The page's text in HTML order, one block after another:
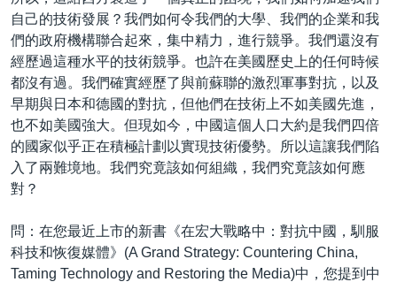
自己的技術發展？我們如何令我們的大學、我們的企業和我
們的政府機構聯合起來，集中精力，進行競爭。我們還沒有
經歷過這種水平的技術競爭。也許在美國歷史上的任何時候
都沒有過。我們確實經歷了與前蘇聯的激烈軍事對抗，以及
早期與日本和德國的對抗，但他們在技術上不如美國先進，
也不如美國強大。但現如今，中國這個人口大約是我們四倍
的國家似乎正在積極計劃以實現技術優勢。所以這讓我們陷
入了兩難境地。我們究竟該如何組織，我們究竟該如何應
對？
問：在您最近上市的新書《在宏大戰略中：對抗中國，馴服
科技和恢復媒體》(A Grand Strategy: Countering China,
Taming Technology and Restoring the Media)中，您提到中